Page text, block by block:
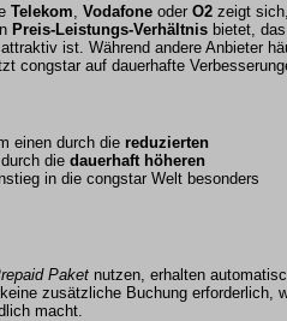
Telekom Vodafone oder O2 zeigt
Preis-Leistungs-Verhältnis bietet,
ist. Während andere Anbieter
congstar auf dauerhafte
einen durch die reduzierten
die dauerhaft höheren
in die congstar Welt besonders
Paket nutzen, erhalten
zusätzliche Buchung erforderlich,
macht.